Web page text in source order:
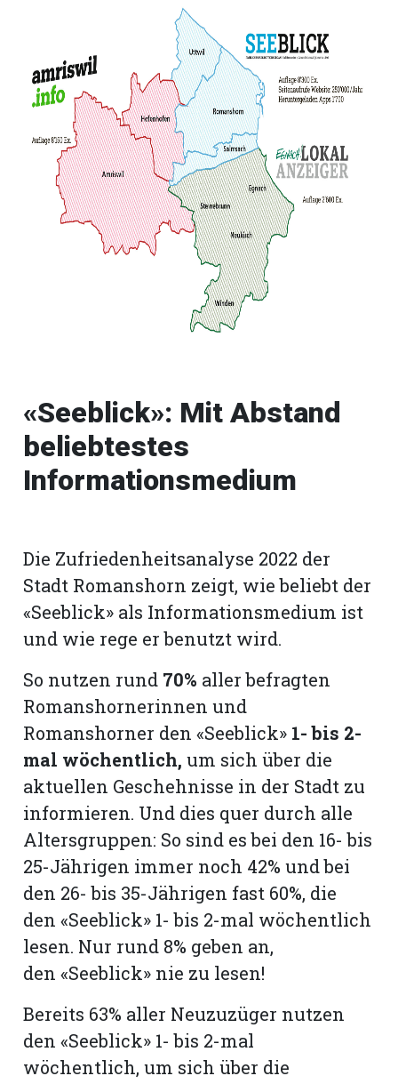
«Seeblick»: Mit Abstand
beliebtestes
Informationsmedium
Die Zufriedenheitsanalyse 2022 der
Stadt Romanshorn zeigt, wie beliebt der
«Seeblick» als Informationsmedium ist
und wie rege er benutzt wird.
So nutzen rund 70% aller befragten
Romanshornerinnen und
Romanshorner den «Seeblick» 1- bis 2-
mal wöchentlich, um sich über die
aktuellen Geschehnisse in der Stadt zu
informieren. Und dies quer durch alle
Altersgruppen: So sind es bei den 16- bis
25-Jährigen immer noch 42% und bei
den 26- bis 35-Jährigen fast 60%, die
den «Seeblick» 1- bis 2-mal wöchentlich
lesen. Nur rund 8% geben an,
den «Seeblick» nie zu lesen!
Bereits 63% aller Neuzuzüger nutzen
den «Seeblick» 1- bis 2-mal
wöchentlich, um sich über die